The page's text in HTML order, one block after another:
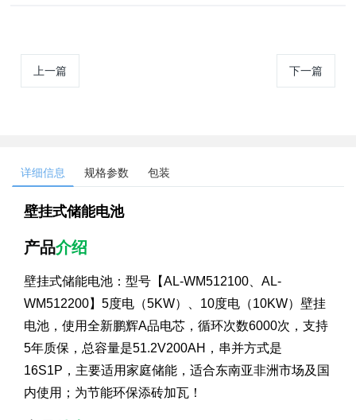
上一篇 下一篇
详细信息 规格参数 包装
壁挂式储能电池
产品介绍
壁挂式储能电池：型号【AL-WM512100、AL-
WM512200】5度电（5KW）、10度电（10KW）壁挂
电池，使用全新鹏辉A品电芯，循环次数6000次，支持
5年质保，总容量是51.2V200AH，串并方式是
16S1P，主要适用家庭储能，适合东南亚非洲市场及国
内使用；为节能环保添砖加瓦！